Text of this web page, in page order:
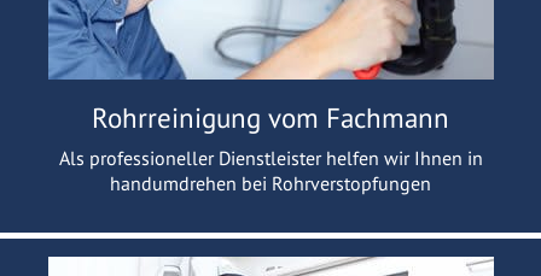
Rohrreinigung vom Fachmann
Als professioneller Dienstleister helfen wir Ihnen in
handumdrehen bei Rohrverstopfungen